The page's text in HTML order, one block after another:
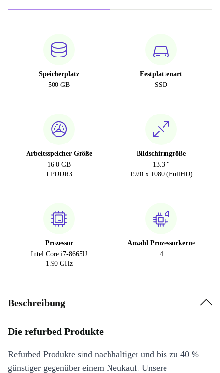
Speicherplatz
500 GB
Festplattenart
SSD
Arbeitsspeicher Größe
16.0 GB
LPDDR3
Bildschirmgröße
13.3 "
1920 x 1080 (FullHD)
Prozessor
Intel Core i7-8665U
1.90 GHz
Anzahl Prozessorkerne
4
Beschreibung
Die refurbed Produkte
Refurbed Produkte sind nachhaltiger und bis zu 40 %
günstiger gegenüber einem Neukauf. Unsere